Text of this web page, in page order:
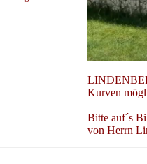
Kurven
Bitte auf´s
von Herrn